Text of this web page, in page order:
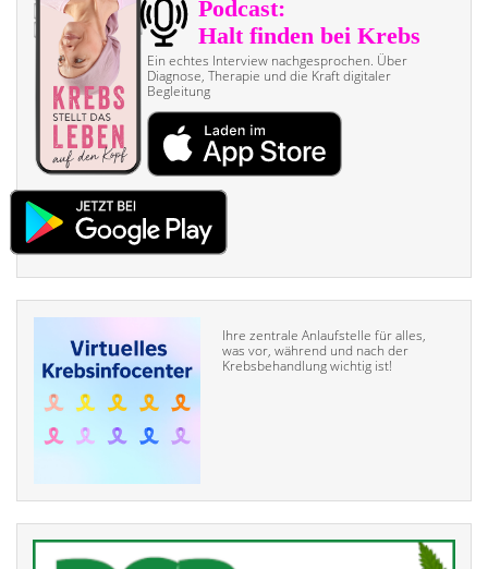
Ein echtes Interview nach­gesprochen. Über
Diagnose, Therapie und die Kraft digitaler
Begleitung
Ihre zentrale Anlaufstelle für alles,
was vor, während und nach der
Krebsbehandlung wichtig ist!